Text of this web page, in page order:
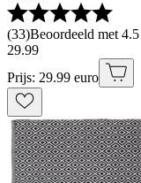
(33)Beoordeeld met
29.99
Prijs: 29.99 euro